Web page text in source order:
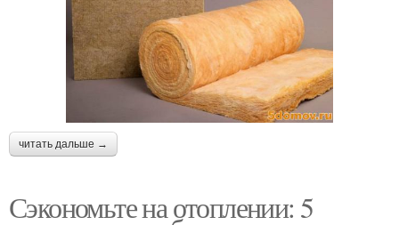
читать дальше →
Сэкономьте на отоплении: 5